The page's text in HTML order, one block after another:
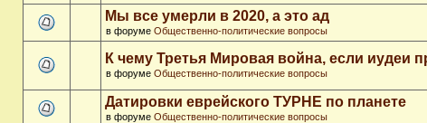
Мы все умерли в 2020, а это ад
в форуме Общественно-политические вопросы
К чему Третья Мировая война, если иудеи
в форуме Общественно-политические вопросы
Датировки еврейского ТУРНЕ по планете
в форуме Общественно-политические вопросы